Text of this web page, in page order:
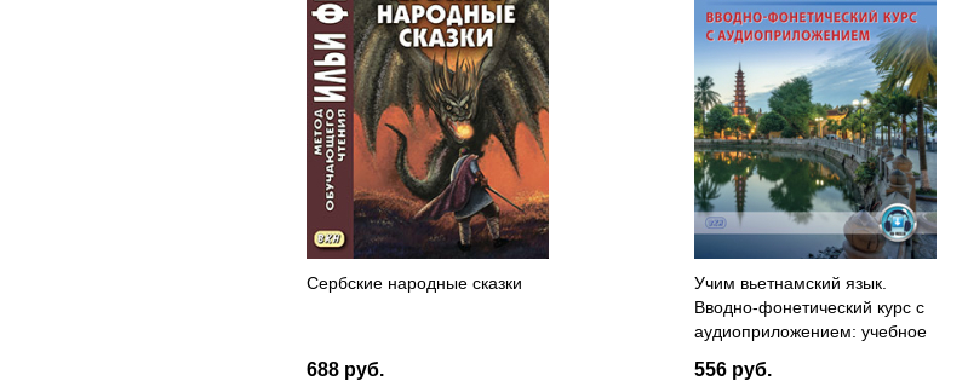
Сербские народные сказки
688 руб.
Учим вьетнамский язык.
Вводно-фонетический курс с
аудиоприложением: учебное
556 руб.